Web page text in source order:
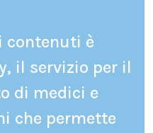
contenuti è
il servizio per il
di medici e
che permette